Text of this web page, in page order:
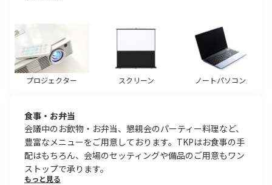
プロジェクター スクリーン ノートパソコン
食事・お弁当
会議中のお飲物・お弁当、懇親会のパーティー料理など、
豊富なメニューをご用意しております。TKPはお食事の手
配はもちろん、会場のセッティングや備品のご用意もワン
ストップで承ります。
もっと見る